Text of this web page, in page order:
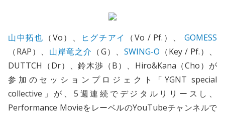
山中拓也 （Vo）、 ヒグチアイ （Vo / Pf.）、GOMESS
（RAP）、 山岸竜之介 （G）、 SWING-O （Key / Pf.）、
DUTTCH（Dr）、鈴木渉（B）、Hiro&Kana（Cho）が
参加のセッションプロジェクト「YGNT special
collective」が、5週連続でデジタルリリースし、
Performance MovieをレーベルのYouTubeチャンネルで